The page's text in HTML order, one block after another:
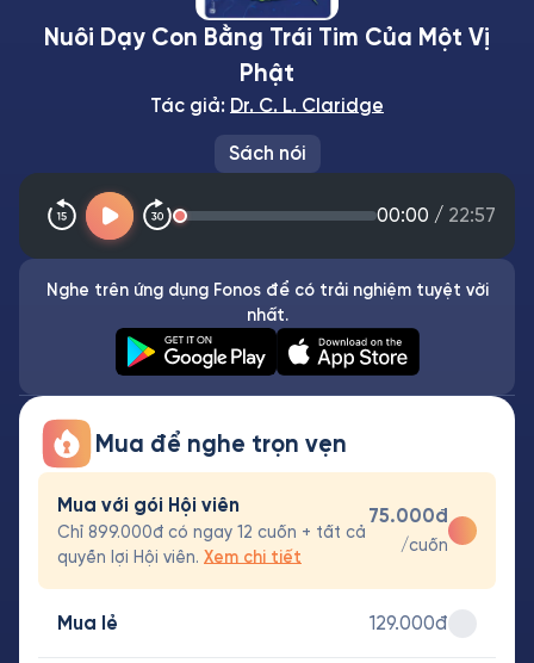
Sách nói
Nuôi Dạy Con Bằng Trái Tim Của Một Vị
Phật
Tác giả: Dr. C. L. Claridge
00:00 / 22:57
Nghe trên ứng dụng Fonos để có trải nghiệm tuyệt vời
nhất.
Mua để nghe trọn vẹn
Mua với gói Hội viên
Chỉ 899.000đ có ngay 12 cuốn + tất cả
quyền lợi Hội viên. Xem chi tiết
75.000đ
/cuốn
Mua lẻ 129.000đ